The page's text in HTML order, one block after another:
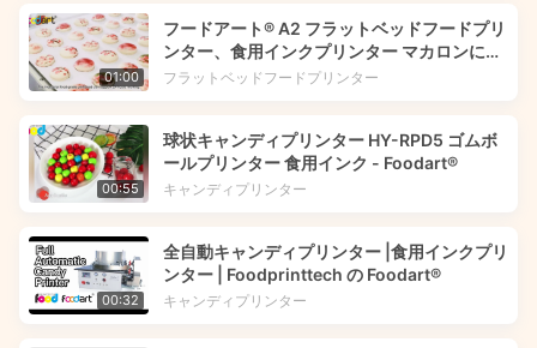
01:00
フードアート® A2 フラットベッドフードプリ
ンター、食用インクプリンター マカロンに花
の画像を印刷 | Foodprinttech
フラットベッドフードプリンター
00:55
球状キャンディプリンター HY-RPD5 ゴムボ
ールプリンター 食用インク - Foodart®
キャンディプリンター
00:32
全自動キャンディプリンター |食用インクプリ
ンター | Foodprinttech の Foodart®
キャンディプリンター